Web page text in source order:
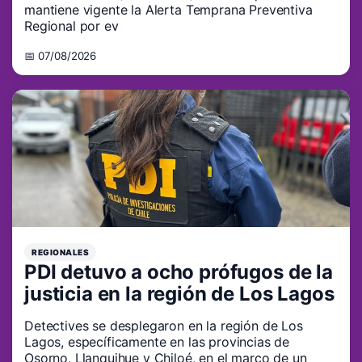
mantiene vigente la Alerta Temprana Preventiva
Regional por ev
📅 07/08/2026
REGIONALES
PDI detuvo a ocho prófugos de la
justicia en la región de Los Lagos
Detectives se desplegaron en la región de Los
Lagos, específicamente en las provincias de
Osorno, Llanquihue y Chiloé, en el marco de un